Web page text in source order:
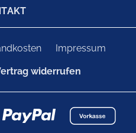
Impressum
widerrufen